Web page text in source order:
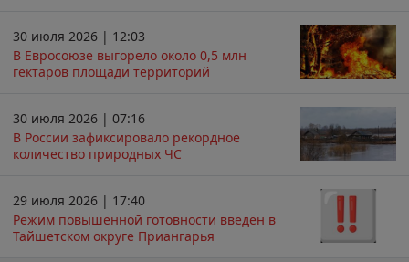
30 июля 2026 | 12:03
В Евросоюзе выгорело около 0,5 млн
гектаров площади территорий
30 июля 2026 | 07:16
В России зафиксировало рекордное
количество природных ЧС
29 июля 2026 | 17:40
Режим повышенной готовности введён в
Тайшетском округе Приангарья